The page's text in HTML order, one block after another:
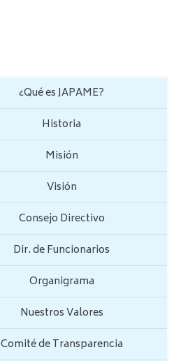
¿Qué es JAPAME?
Historia
Misión
Visión
Consejo Directivo
Dir. de Funcionarios
Organigrama
Nuestros Valores
Comité de Transparencia